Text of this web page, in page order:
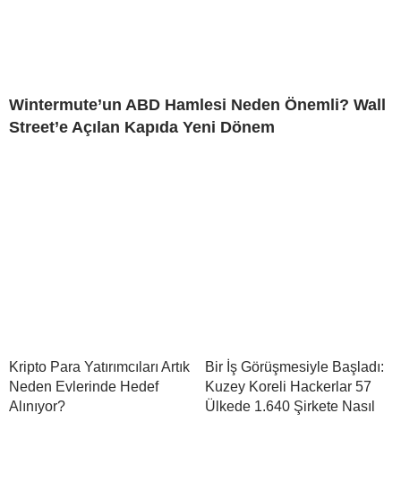
Wintermute’un ABD Hamlesi Neden Önemli? Wall
Street’e Açılan Kapıda Yeni Dönem
Kripto Para Yatırımcıları Artık
Neden Evlerinde Hedef
Alınıyor?
Bir İş Görüşmesiyle Başladı:
Kuzey Koreli Hackerlar 57
Ülkede 1.640 Şirkete Nasıl